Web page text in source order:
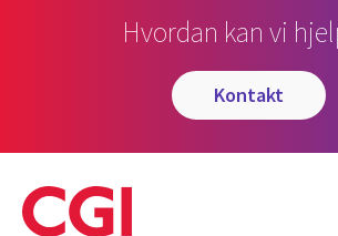
Hvordan kan vi
kontakt